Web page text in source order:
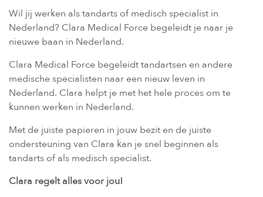
Wil jij werken als tandarts of medisch specialist in
Nederland? Clara Medical Force begeleidt je naar je
nieuwe baan in Nederland.
Clara Medical Force begeleidt tandartsen en andere
medische specialisten naar een nieuw leven in
Nederland. Clara helpt je met het hele proces om te
kunnen werken in Nederland.
Met de juiste papieren in jouw bezit en de juiste
ondersteuning van Clara kan je snel beginnen als
tandarts of als medisch specialist.
Clara regelt alles voor jou!